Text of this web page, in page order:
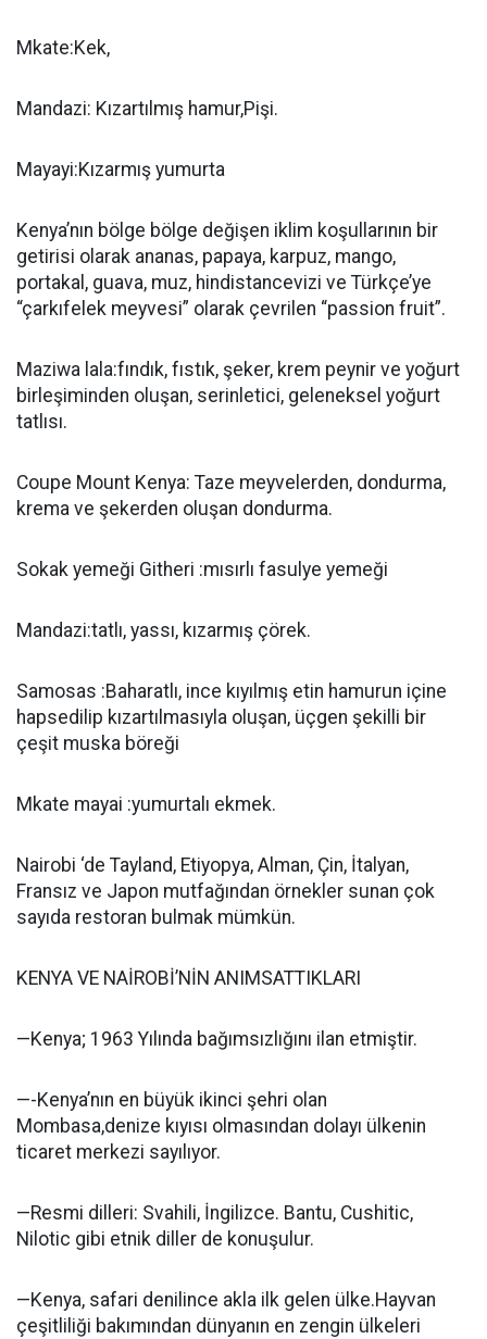
Mkate:Kek,
Mandazi: Kızartılmış hamur,Pişi.
Mayayi:Kızarmış yumurta
Kenya’nın bölge bölge değişen iklim koşullarının bir
getirisi olarak ananas, papaya, karpuz, mango,
portakal, guava, muz, hindistancevizi ve Türkçe’ye
“çarkıfelek meyvesi” olarak çevrilen “passion fruit”.
Maziwa lala:fındık, fıstık, şeker, krem peynir ve yoğurt
birleşiminden oluşan, serinletici, geleneksel yoğurt
tatlısı.
Coupe Mount Kenya: Taze meyvelerden, dondurma,
krema ve şekerden oluşan dondurma.
Sokak yemeği Githeri :mısırlı fasulye yemeği
Mandazi:tatlı, yassı, kızarmış çörek.
Samosas :Baharatlı, ince kıyılmış etin hamurun içine
hapsedilip kızartılmasıyla oluşan, üçgen şekilli bir
çeşit muska böreği
Mkate mayai :yumurtalı ekmek.
Nairobi ‘de Tayland, Etiyopya, Alman, Çin, İtalyan,
Fransız ve Japon mutfağından örnekler sunan çok
sayıda restoran bulmak mümkün.
KENYA VE NAİROBİ’NİN ANIMSATTIKLARI
—Kenya; 1963 Yılında bağımsızlığını ilan etmiştir.
—-Kenya’nın en büyük ikinci şehri olan
Mombasa,denize kıyısı olmasından dolayı ülkenin
ticaret merkezi sayılıyor.
—Resmi dilleri: Svahili, İngilizce. Bantu, Cushitic,
Nilotic gibi etnik diller de konuşulur.
—Kenya, safari denilince akla ilk gelen ülke.Hayvan
çeşitliliği bakımından dünyanın en zengin ülkeleri